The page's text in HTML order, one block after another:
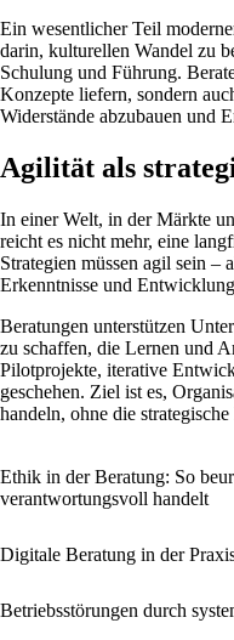
Ein wesentlicher Teil
darin, kulturellen Wandel zu
Schulung und Führung.
Konzepte liefern, sondern
Widerstände abzubauen und
Agilität als
In einer Welt, in der Märkte
reicht es nicht mehr, eine
Strategien müssen agil sein –
Erkenntnisse und
Beratungen unterstützen
zu schaffen, die Lernen und
Pilotprojekte, iterative
geschehen. Ziel ist es,
handeln, ohne die
Ethik in der Beratung: So
verantwortungsvoll handelt
Digitale Beratung in der
Betriebsstörungen durch